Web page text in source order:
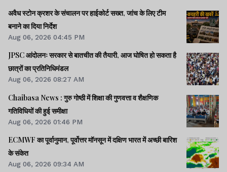
अवैध स्टोन क्रशर के संचालन पर हाईकोर्ट सख्त, जांच के लिए टीम
बनाने का दिया निर्देश
Aug 06, 2026 04:45 PM
JPSC आंदोलनः सरकार से बातचीत की तैयारी, आज घोषित हो सकता है
छात्रों का प्रतिनिधिमंडल
Aug 06, 2026 08:27 AM
Chaibasa News : गुरु गोष्ठी में शिक्षा की गुणवत्ता व शैक्षणिक
गतिविधियों की हुई समीक्षा
Aug 06, 2026 01:46 PM
ECMWF का पूर्वानुमान, पूर्वोत्तर मॉनसून में दक्षिण भारत में अच्छी बारिश
के संकेत
Aug 06, 2026 09:34 AM